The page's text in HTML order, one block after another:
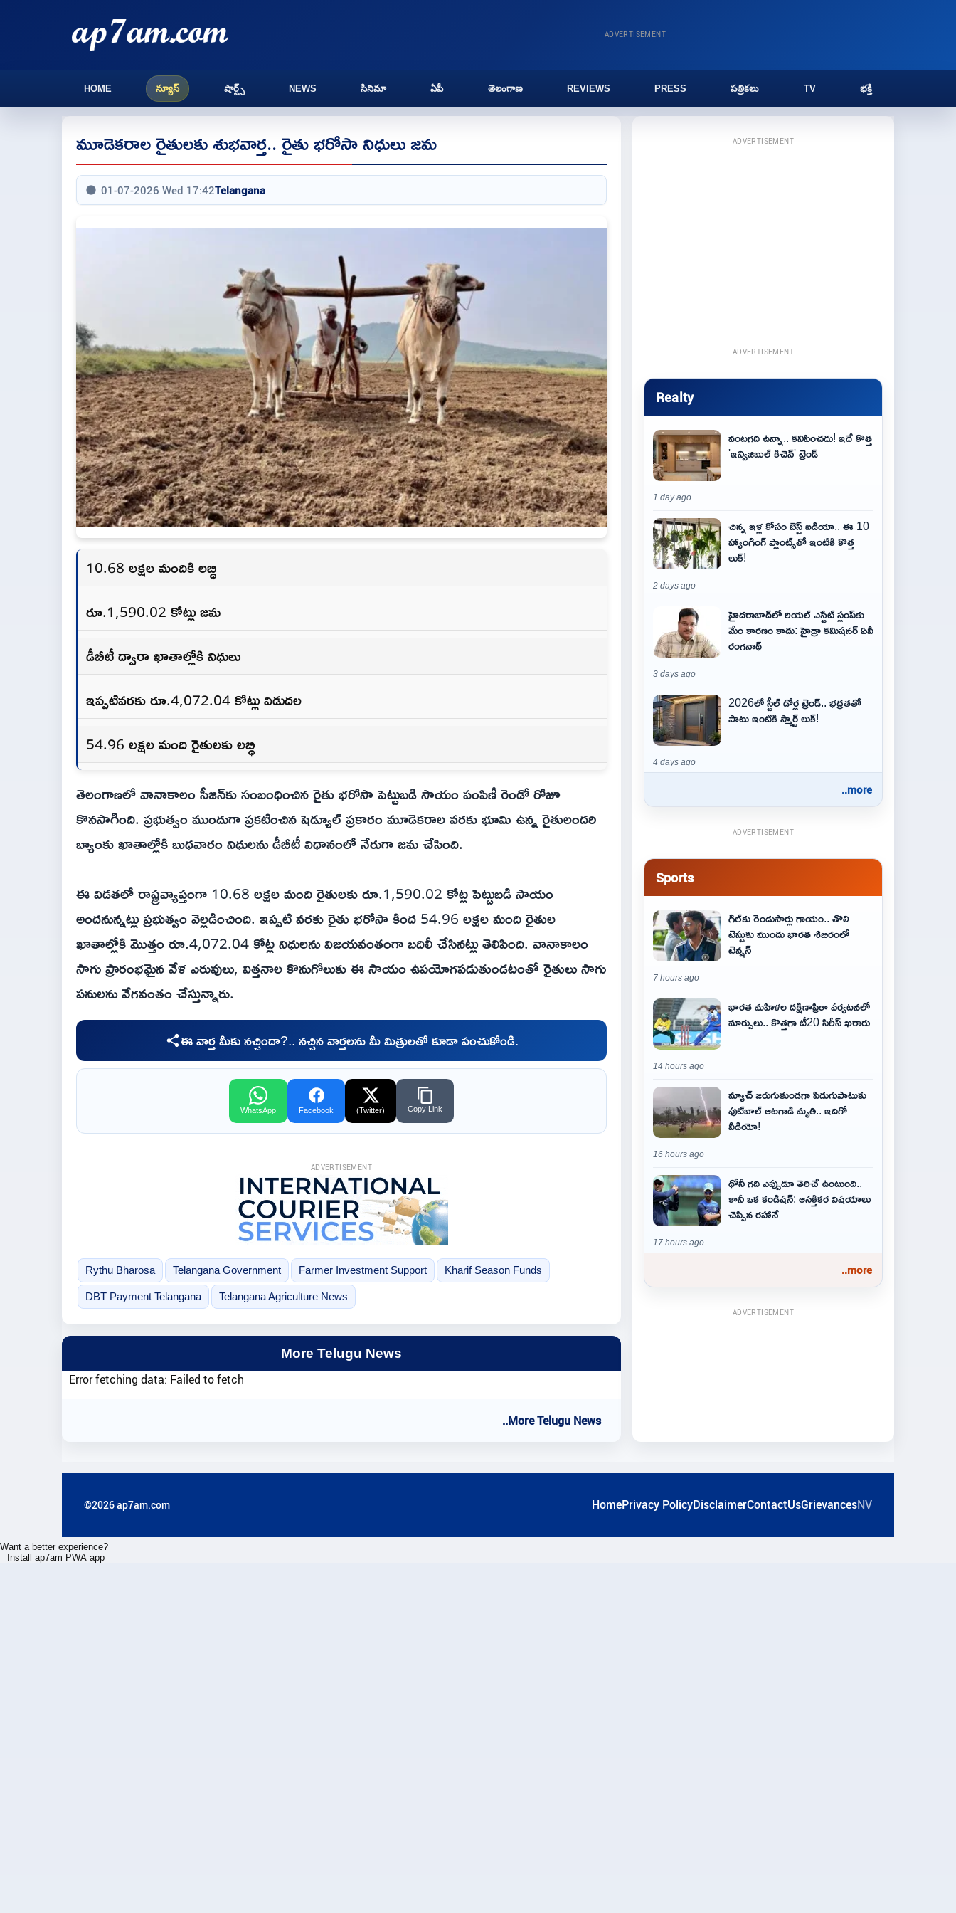
ADVERTISEMENT
HOME న్యూస్ షార్ట్స్ NEWS సినిమా ఏపీ తెలంగాణ REVIEWS PRESS పత్రికలు TV భక్తి
మూడెకరాల రైతులకు శుభవార్త.. రైతు భరోసా నిధులు జమ
01-07-2026 Wed 17:42Telangana
10.68 లక్షల మందికి లబ్ధి
రూ.1,590.02 కోట్లు జమ
డీబీటీ ద్వారా ఖాతాల్లోకి నిధులు
ఇప్పటివరకు రూ.4,072.04 కోట్లు విడుదల
54.96 లక్షల మంది రైతులకు లబ్ధి
తెలంగాణలో వానాకాలం సీజన్‌కు సంబంధించిన రైతు భరోసా పెట్టుబడి సాయం పంపిణీ రెండో రోజూ
కొనసాగింది. ప్రభుత్వం ముందుగా ప్రకటించిన షెడ్యూల్ ప్రకారం మూడెకరాల వరకు భూమి ఉన్న రైతులందరి
బ్యాంకు ఖాతాల్లోకి బుధవారం నిధులను డీబీటీ విధానంలో నేరుగా జమ చేసింది.
ఈ విడతలో రాష్ట్రవ్యాప్తంగా 10.68 లక్షల మంది రైతులకు రూ.1,590.02 కోట్ల పెట్టుబడి సాయం
అందనున్నట్లు ప్రభుత్వం వెల్లడించింది. ఇప్పటి వరకు రైతు భరోసా కింద 54.96 లక్షల మంది రైతుల
ఖాతాల్లోకి మొత్తం రూ.4,072.04 కోట్ల నిధులను విజయవంతంగా బదిలీ చేసినట్లు తెలిపింది. వానాకాలం
సాగు ప్రారంభమైన వేళ ఎరువులు, విత్తనాల కొనుగోలుకు ఈ సాయం ఉపయోగపడుతుండటంతో రైతులు సాగు
పనులను వేగవంతం చేస్తున్నారు.
ఈ వార్త మీకు నచ్చిందా?.. నచ్చిన వార్తలను మీ మిత్రులతో కూడా పంచుకోండి.
WhatsApp Facebook (Twitter) Copy Link
ADVERTISEMENT
Rythu Bharosa Telangana Government Farmer Investment Support Kharif Season Funds
DBT Payment Telangana Telangana Agriculture News
More Telugu News
Error fetching data: Failed to fetch
..More Telugu News
ADVERTISEMENT
ADVERTISEMENT
Realty
వంటగది ఉన్నా.. కనిపించదు! ఇదే కొత్త
'ఇన్విజిబుల్ కిచెన్' ట్రెండ్
1 day ago
చిన్న ఇళ్ల కోసం బెస్ట్ ఐడియా.. ఈ 10
హ్యాంగింగ్ ప్లాంట్స్‌తో ఇంటికి కొత్త
లుక్!
2 days ago
హైదరాబాద్‌లో రియల్ ఎస్టేట్ స్లంప్‌కు
మేం కారణం కాదు: హైడ్రా కమిషనర్ ఏవీ
రంగనాథ్
3 days ago
2026లో స్టీల్ డోర్ల ట్రెండ్.. భద్రతతో
పాటు ఇంటికి స్మార్ట్ లుక్!
4 days ago
..more
ADVERTISEMENT
Sports
గిల్‌కు రెండుసార్లు గాయం.. తొలి
టెస్టుకు ముందు భారత శిబిరంలో
టెన్షన్
7 hours ago
భారత మహిళల దక్షిణాఫ్రికా పర్యటనలో
మార్పులు.. కొత్తగా టీ20 సిరీస్ ఖరారు
14 hours ago
మ్యాచ్ జరుగుతుండగా పిడుగుపాటుకు
ఫుట్‌బాల్ ఆటగాడి మృతి.. ఇదిగో
వీడియో!
16 hours ago
ధోనీ గది ఎప్పుడూ తెరిచే ఉంటుంది..
కానీ ఒక కండిషన్: ఆసక్తికర విషయాలు
చెప్పిన రహానే
17 hours ago
..more
ADVERTISEMENT
©2026 ap7am.com HomePrivacy PolicyDisclaimerContactUsGrievancesNV
Want a better experience?
Install ap7am PWA app